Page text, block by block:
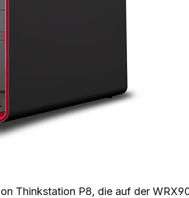
Thinkstation P8, die auf der